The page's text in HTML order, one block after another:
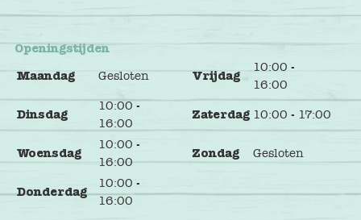
Openingstijden
Maandag
Gesloten Vrijdag
10:00 -
16:00
Dinsdag
10:00 -
16:00
Zaterdag 10:00 - 17:00
Woensdag
10:00 -
16:00
Zondag Gesloten
Donderdag
10:00 -
16:00